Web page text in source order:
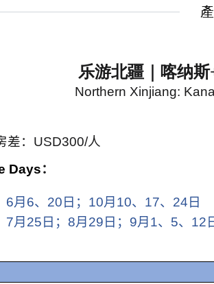
乐游北疆｜喀纳斯
Northern Xinjiang:
差： USD300/人
Days：
6月 6、 20 日； 10月 10、 17、 24 日
7月 25 日； 8月 29 日； 9月 1、 5、 12